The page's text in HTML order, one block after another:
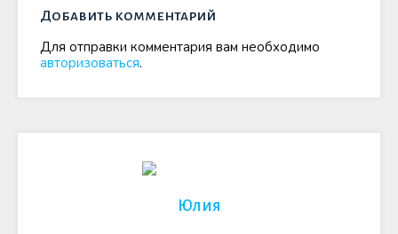
Добавить комментарий
Для отправки комментария вам необходимо
авторизоваться.
Юлия